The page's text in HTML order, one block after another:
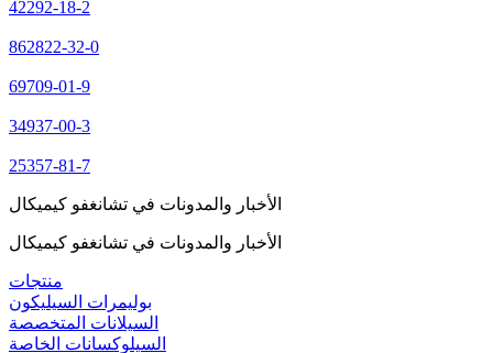
42292-18-2
862822-32-0
69709-01-9
34937-00-3
25357-81-7
الأخبار والمدونات في تشانغفو كيميكال
الأخبار والمدونات في تشانغفو كيميكال
منتجات
بوليمرات السيليكون
السيلانات المتخصصة
السيلوكسانات الخاصة